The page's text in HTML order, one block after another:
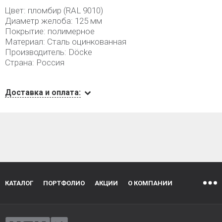
Цвет: пломбир (RAL 9010)
Диаметр желоба: 125 мм
Покрытие: полимерное
Материал: Сталь оцинкованная
Производитель: Döcke
Страна: Россия
Доставка и оплата:
КАТАЛОГ ПОРТФОЛИО АКЦИИ О КОМПАНИИ